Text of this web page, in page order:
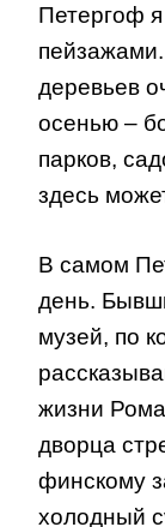
Петергоф
деревьев
осенью –
парков,
здесь
В самом
день.
музей, по
жизни
дворца
финскому
холодный